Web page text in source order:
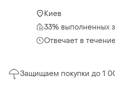
Киев
33% выполненных
Отвечает в
Защищаем покупки до 1